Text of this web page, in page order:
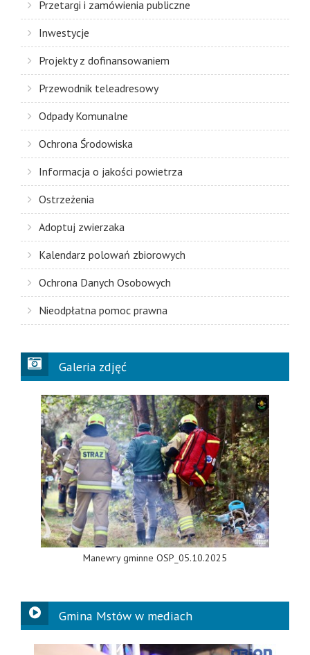
Przetargi i zamówienia publiczne
Inwestycje
Projekty z dofinansowaniem
Przewodnik teleadresowy
Odpady Komunalne
Ochrona Środowiska
Informacja o jakości powietrza
Ostrzeżenia
Adoptuj zwierzaka
Kalendarz polowań zbiorowych
Ochrona Danych Osobowych
Nieodpłatna pomoc prawna
Galeria zdjęć
Manewry gminne OSP_05.10.2025
Gmina Mstów w mediach